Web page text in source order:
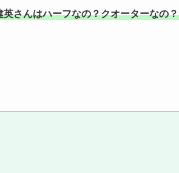
英さんはハーフなの？クオーターなの？